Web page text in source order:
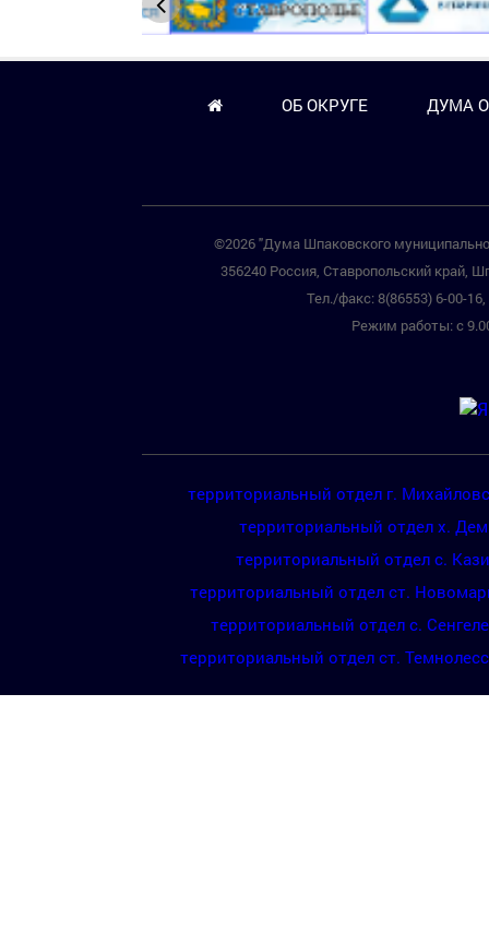
ОБ ОКРУГЕ ДУМА
©2026 "Дума Шпаковского
356240 Россия, Ставропольский край,
Тел./факс: 8(86553) 6-00-
Режим работы: с
территориальный отдел г.
территориальный отдел х.
территориальный отдел с.
территориальный отдел ст.
территориальный отдел с.
территориальный отдел ст.